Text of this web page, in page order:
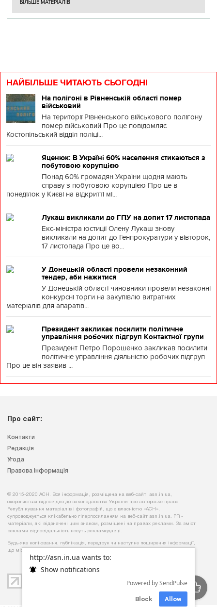
http://asn.in.ua wants to:
Show notifications
Powered by SendPulse
Block Allow
БІЛЬШЕ МАТЕРІАЛІВ
НАЙБІЛЬШЕ ЧИТАЮТЬ СЬОГОДНІ
На полігоні в Рівненській області помер
військовий
На території Рівненського військового полігону
помер військовий Про це повідомляє
Костопільський відділ поліці...
Яценюк: В Україні 60% населення стикаються з
побутовою корупцією
Понад 60% громадян України щодня мають
справу з побутовою корупцією Про це в
понеділок у Києві на відкритті мі...
Лукаш викликали до ГПУ на допит 17 листопада
Екс-міністра юстиції Олену Лукаш знову
викликали на допит до Генпрокуратури у вівторок,
17 листопада Про це во...
У Донецькій області провели незаконний
тендер, аби нажитися
У Донецькій області чиновники провели незаконні
конкурсні торги на закупівлю витратних
матеріалів для апаратів...
Президент закликає посилити політичне
управління робочих підгруп Контактної групи
Президент Петро Порошенко закликав посилити
політичне управління діяльністю робочих підгруп
Про це він заявив ...
Про сайт:
Контакти
Редакція
Угода
Правова інформація
© 2015-2020 АСН. Вся інформація, розміщена на веб-сайті asn.in.ua,
охороняється відповідно до законодавства України про авторське право.
Републікування матеріалів і фотографій, що є власністю «АСН»,
супроводжується клікабельно гіперпосиланням на веб-сайт asn.іn.ua. PR -
матеріали, які відзначені цим знаком, розміщені на правах реклами. За зміст
реклами відповідальність несуть рекламодавці.
Будь-яке копiювання, публiкацiя, передрук чи наступне поширення iнформацiї,
що мiстить посилання на